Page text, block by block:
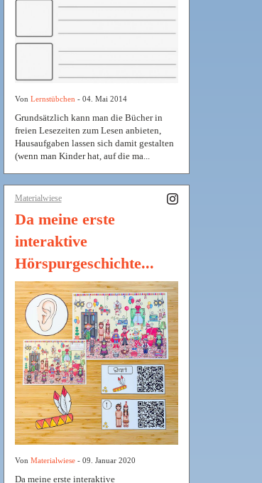
Von Lernstübchen - 04. Mai 2014
Grundsätzlich kann man die Bücher in
freien Lesezeiten zum Lesen anbieten,
Hausaufgaben lassen sich damit gestalten
(wenn man Kinder hat, auf die ma...
Materialwiese
Da meine erste
interaktive
Hörspurgeschichte...
Von Materialwiese- 09. Januar 2020
Da meine erste interaktive